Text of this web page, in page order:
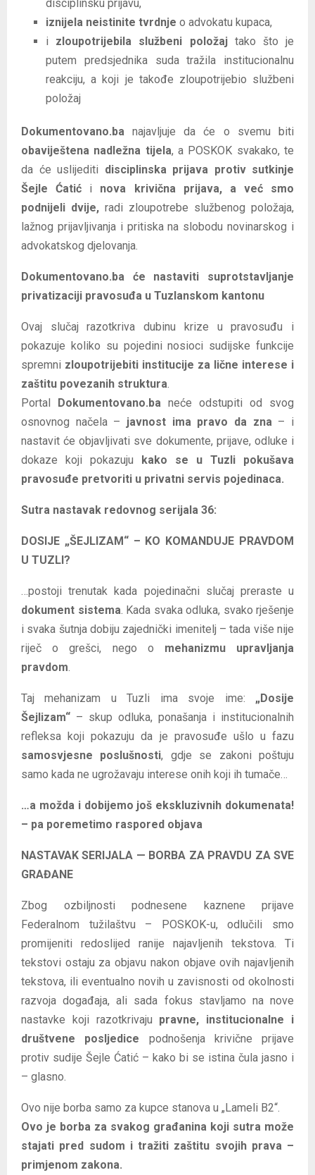
disciplinsku prijavu,
iznijela neistinite tvrdnje o advokatu kupaca,
i zloupotrijebila službeni položajtako što je
putem predsjednika suda tražila institucionalnu
reakciju, a koji je takođe zloupotrijebio službeni
položaj
Dokumentovano.ba najavljuje da će o svemu biti
obaviještena nadležna tijela, a POSKOK svakako, te
da će uslijediti disciplinska prijava protiv sutkinje
Šejle Ćatić i nova krivična prijava, a već smo
podnijeli dvije, radi zloupotrebe službenog položaja,
lažnog prijavljivanja i pritiska na slobodu novinarskog i
advokatskog djelovanja.
Dokumentovano.ba će nastaviti suprotstavljanje
privatizaciji pravosuđa u Tuzlanskom kantonu
Ovaj slučaj razotkriva dubinu krize u pravosuđu i
pokazuje koliko su pojedini nosioci sudijske funkcije
spremni zloupotrijebiti institucije za lične interese i
zaštitu povezanih struktura
Portal Dokumentovano.ba neće odstupiti od svog
osnovnog načela – javnost ima pravo da zna – i
nastavit će objavljivati sve dokumente, prijave, odluke i
dokaze koji pokazuju kako se u Tuzli pokušava
pravosuđe pretvoriti u privatni servis pojedinaca.
Sutra nastavak redovnog serijala 36:
DOSIJE „ŠEJLIZAM“ – KO KOMANDUJE PRAVDOM
U TUZLI?
…postoji trenutak kada pojedinačni slučaj preraste u
dokument sistema . Kada svaka odluka, svako rješenje
i svaka šutnja dobiju zajednički imenitelj – tada više nije
riječ o grešci, nego o mehanizmu upravljanja
pravdom
Taj mehanizam u Tuzli ima svoje ime: „Dosije
Šejlizam“ – skup odluka, ponašanja i institucionalnih
refleksa koji pokazuju da je pravosuđe ušlo u fazu
samosvjesne poslušnosti, gdje se zakoni poštuju
samo kada ne ugrožavaju interese onih koji ih tumače…
…a možda i dobijemo još ekskluzivnih dokumenata!
– pa poremetimo raspored objava
NASTAVAK SERIJALA — BORBA ZA PRAVDU ZA SVE
GRAĐANE
Zbog ozbiljnosti podnesene kaznene prijave
Federalnom tužilaštvu – POSKOK-u, odlučili smo
promijeniti redoslijed ranije najavljenih tekstova. Ti
tekstovi ostaju za objavu nakon objave ovih najavljenih
tekstova, ili eventualno novih u zavisnosti od okolnosti
razvoja događaja, ali sada fokus stavljamo na nove
nastavke koji razotkrivaju pravne, institucionalne i
društvene posljedice podnošenja krivične prijave
protiv sudije Šejle Ćatić – kako bi se istina čula jasno i
– glasno.
Ovo nije borba samo za kupce stanova u „Lameli B2“.
Ovo je borba za svakog građanina koji sutra može
stajati pred sudom i tražiti zaštitu svojih prava –
primjenom zakona.